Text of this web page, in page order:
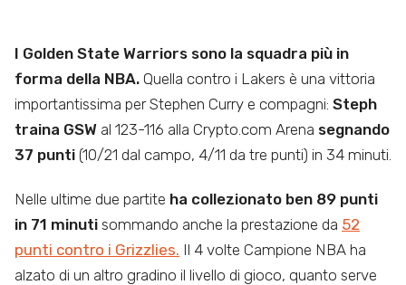
I Golden State Warriors sono la squadra più in
forma della NBA. Quella contro i Lakers è una vittoria
importantissima per Stephen Curry e compagni: Steph
traina GSW al 123-116 alla Crypto.com Arena segnando
37 punti (10/21 dal campo, 4/11 da tre punti) in 34 minuti.
Nelle ultime due partite ha collezionato ben 89 punti
in 71 minuti sommando anche la prestazione da 52
punti contro i Grizzlies. Il 4 volte Campione NBA ha
alzato di un altro gradino il livello di gioco, quanto serve